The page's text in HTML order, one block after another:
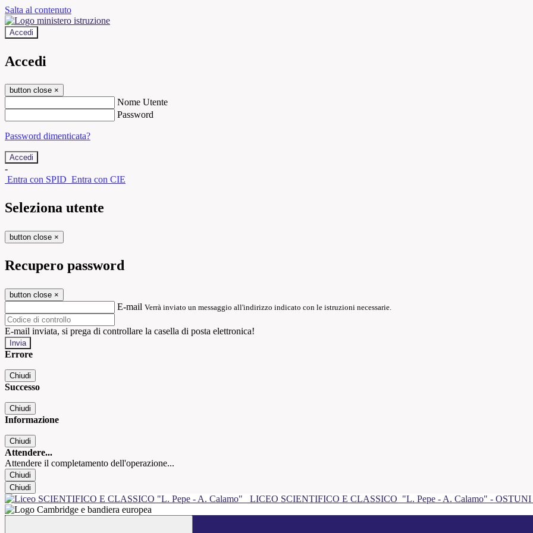
Salta al contenuto
Accedi
Accedi
button close ×
Nome Utente
Password
Password dimenticata?
-
Entra con SPID Entra con CIE
Seleziona utente
button close ×
Recupero password
button close ×
E-mail Verrà inviato un messaggio all'indirizzo indicato con le istruzioni necessarie.
E-mail inviata, si prega di controllare la casella di posta elettronica!
Errore
Chiudi
Successo
Chiudi
Informazione
Chiudi
Attendere...
Attendere il completamento dell'operazione...
Chiudi
Chiudi
LICEO SCIENTIFICO E CLASSICO "L. Pepe - A. Calamo" - OSTUNI